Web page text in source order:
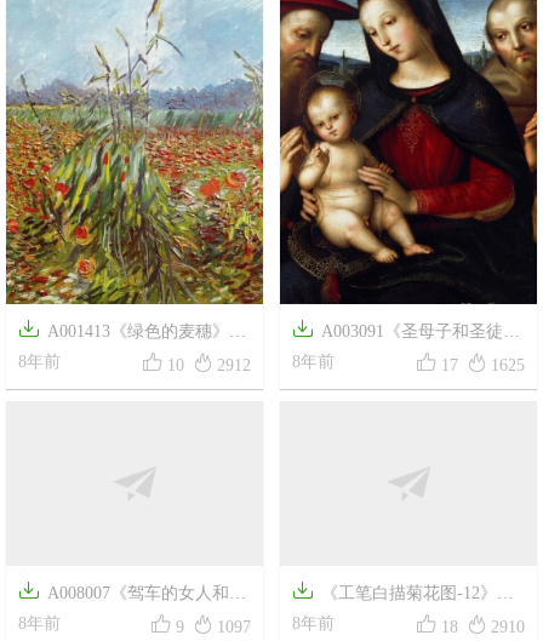
 A001413《绿色的麦穗》荷
兰画家文森特·梵高高清作品
8年前  10  2912
 A003091《圣母子和圣徒》
意大利画家拉斐尔高清作品
8年前  17  1625

《工笔白描菊花图-12》高
清白描作品
8年前  18  2910